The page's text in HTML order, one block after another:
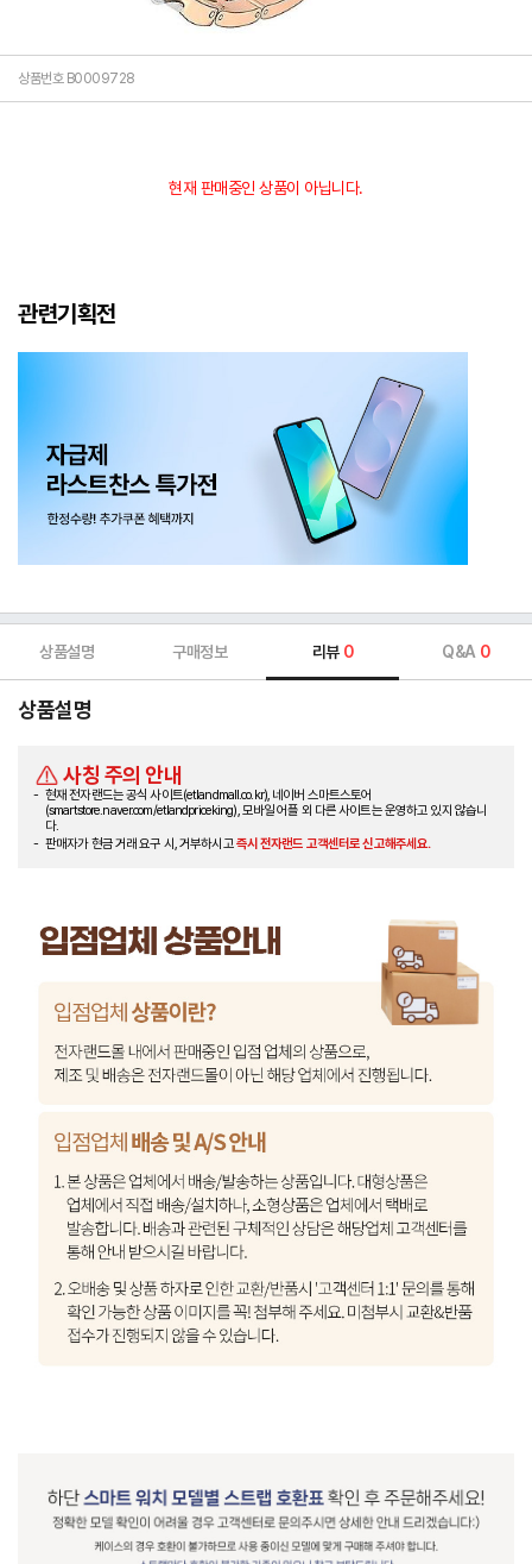
상품번호 B0009728
현재 판매중인 상품이 아닙니다.
관련기획전
상품설명 구매정보 리뷰 0 Q&A 0
상품설명
사칭 주의 안내
현재 전자랜드는 공식 사이트(etlandmall.co.kr), 네이버 스마트스토어
(smartstore.naver.com/etlandpriceking), 모바일 어플 외 다른 사이트는 운영하고 있지 않습니
다.
판매자가 현금 거래 요구 시, 거부하시고즉시 전자랜드 고객센터로 신고해주세요.